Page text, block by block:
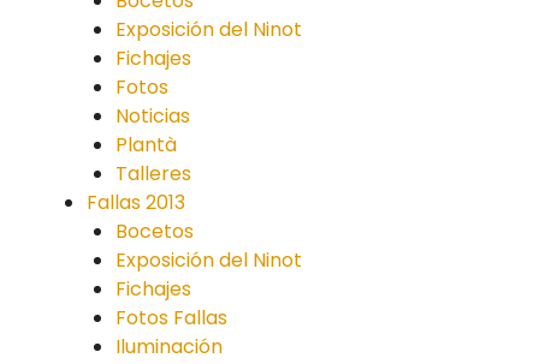
Exposición del Ninot
Fichajes
Fotos
Noticias
Plantà
Talleres
Fallas 2013
Bocetos
Exposición del Ninot
Fichajes
Fotos Fallas
Iluminación